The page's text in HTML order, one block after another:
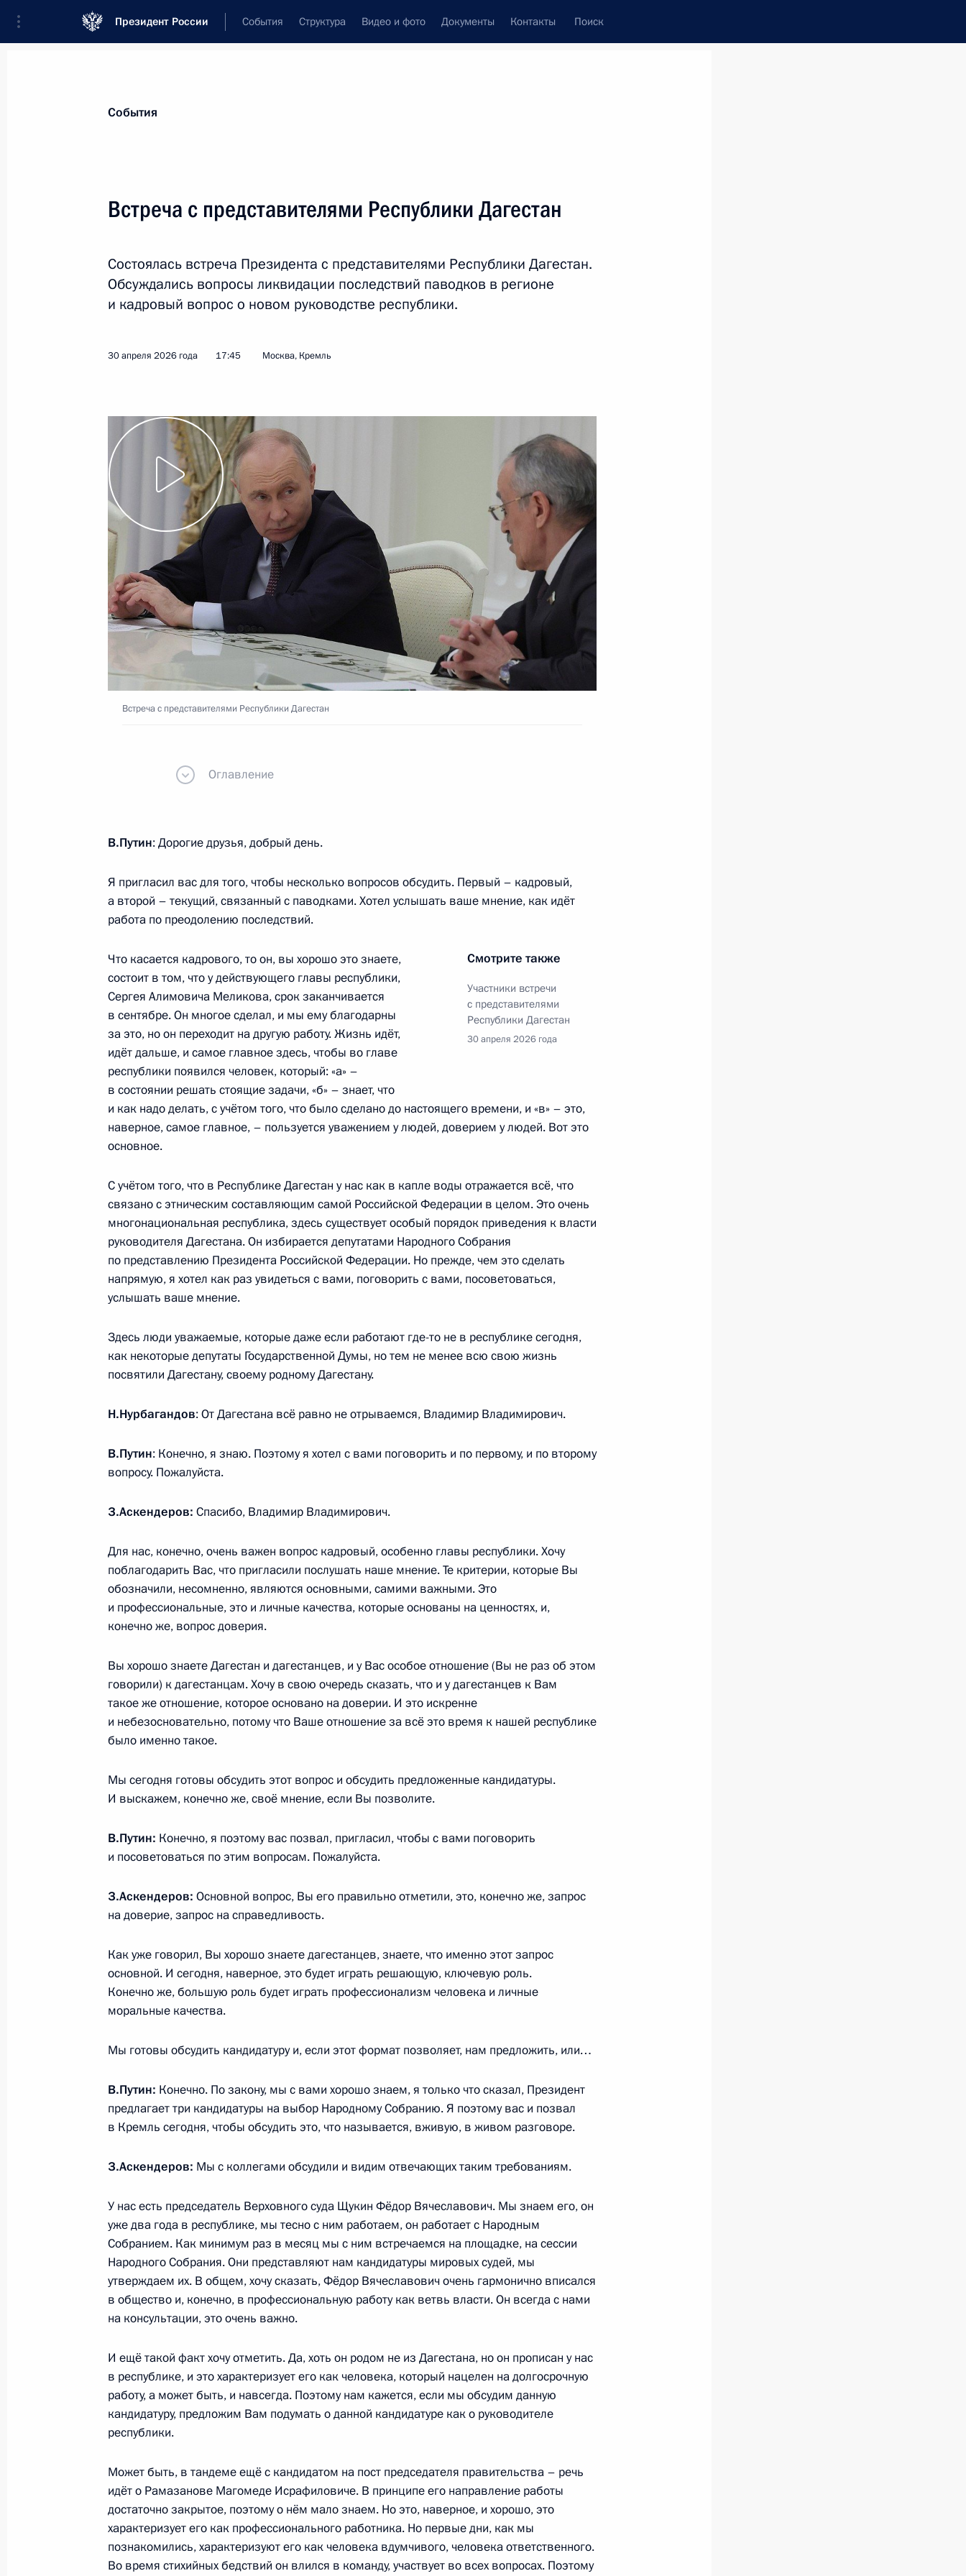
Президент России События Структура Видео и фото Документы Контакты Поиск
Фёдор Щукин назначен врио главы Дагестана
Встреча с представителями Республики Дагестан
7 апреля 2026 года, 16:45
Поручения в связи с наводнением в Дагестане
6 апреля 2026 года, 14:30
Открытие Азербайджанского музыкально-драматического театра
в Дербенте
27 марта 2026 года, 14:20
Встреча с главой Дагестана Сергеем Меликовым
Президент выразил соболезнования в связи с трагедией
в Махачкале
15 августа 2023 года, 09:50
Подписан закон о проведении в ряде регионов страны
эксперимента по установлению специального регулирования
деятельности по партнёрскому финансированию
4 августа 2023 года, 17:40
Владимир Путин встретился с Раисат Акиповой
4 июля 2023 года, 19:40
Поездка в Дагестан
28 июня 2023 года
Встреча с главой Дагестана Сергеем Меликовым
28 июня 2023 года, 21:25
Посещение цитадели Нарын-Кала и дербентской Джума-мечети
28 июня 2023 года, 19:30
Мария Львова-Белова посетила Чечню и Дагестан
Встреча с главой Республики Дагестан Сергеем Меликовым
6 апреля 2022 года, 13:50
Дагестан
1 сентября 2021 года, 13:50
Встреча с врио главы Дагестана Сергеем Меликовым
19 августа 2021 года, 13:05
Магомедсалам Магомедов принял участие в торжественном
собрании, посвящённом 100-летию образования Республики
Дагестан
20 января 2021 года, 18:00
Рабочая встреча с Владимиром Васильевым и Сергеем
Меликовым
5 октября 2020 года, 16:10
5 октября 2020 года, 15:50
Перечень поручений по итогам совещания с руководством
и представителями общественности Республики Дагестан
Телефонный разговор с Президентом Азербайджана Ильхамом
Алиевым
18 мая 2020 года, 16:55
Совещание с руководством и представителями общественности
Дагестана
18 мая 2020 года, 14:50
События
Встреча с представителями Республики Дагестан
Состоялась встреча Президента с представителями Республики Дагестан.
Обсуждались вопросы ликвидации последствий паводков в регионе
и кадровый вопрос о новом руководстве республики.
30 апреля 2026 года 17:45 Москва, Кремль
Встреча с представителями Республики Дагестан
Оглавление
В.Путин: Дорогие друзья, добрый день.
Я пригласил вас для того, чтобы несколько вопросов обсудить. Первый – кадровый,
а второй – текущий, связанный с паводками. Хотел услышать ваше мнение, как идёт
работа по преодолению последствий.
Смотрите также
Участники встречи
с представителями
Республики Дагестан
30 апреля 2026 года
Что касается кадрового, то он, вы хорошо это знаете,
состоит в том, что у действующего главы республики,
Сергея Алимовича Меликова, срок заканчивается
в сентябре. Он многое сделал, и мы ему благодарны
за это, но он переходит на другую работу. Жизнь идёт,
идёт дальше, и самое главное здесь, чтобы во главе
республики появился человек, который: «а» –
в состоянии решать стоящие задачи, «б» – знает, что
и как надо делать, с учётом того, что было сделано до настоящего времени, и «в» – это,
наверное, самое главное, – пользуется уважением у людей, доверием у людей. Вот это
основное.
С учётом того, что в Республике Дагестан у нас как в капле воды отражается всё, что
связано с этническим составляющим самой Российской Федерации в целом. Это очень
многонациональная республика, здесь существует особый порядок приведения к власти
руководителя Дагестана. Он избирается депутатами Народного Собрания
по представлению Президента Российской Федерации. Но прежде, чем это сделать
напрямую, я хотел как раз увидеться с вами, поговорить с вами, посоветоваться,
услышать ваше мнение.
Здесь люди уважаемые, которые даже если работают где-то не в республике сегодня,
как некоторые депутаты Государственной Думы, но тем не менее всю свою жизнь
посвятили Дагестану, своему родному Дагестану.
Н.Нурбагандов: От Дагестана всё равно не отрываемся, Владимир Владимирович.
В.Путин: Конечно, я знаю. Поэтому я хотел с вами поговорить и по первому, и по второму
вопросу. Пожалуйста.
З.Аскендеров: Спасибо, Владимир Владимирович.
Для нас, конечно, очень важен вопрос кадровый, особенно главы республики. Хочу
поблагодарить Вас, что пригласили послушать наше мнение. Те критерии, которые Вы
обозначили, несомненно, являются основными, самими важными. Это
и профессиональные, это и личные качества, которые основаны на ценностях, и,
конечно же, вопрос доверия.
Вы хорошо знаете Дагестан и дагестанцев, и у Вас особое отношение (Вы не раз об этом
говорили) к дагестанцам. Хочу в свою очередь сказать, что и у дагестанцев к Вам
такое же отношение, которое основано на доверии. И это искренне
и небезосновательно, потому что Ваше отношение за всё это время к нашей республике
было именно такое.
Мы сегодня готовы обсудить этот вопрос и обсудить предложенные кандидатуры.
И выскажем, конечно же, своё мнение, если Вы позволите.
В.Путин: Конечно, я поэтому вас позвал, пригласил, чтобы с вами поговорить
и посоветоваться по этим вопросам. Пожалуйста.
З.Аскендеров: Основной вопрос, Вы его правильно отметили, это, конечно же, запрос
на доверие, запрос на справедливость.
Как уже говорил, Вы хорошо знаете дагестанцев, знаете, что именно этот запрос
основной. И сегодня, наверное, это будет играть решающую, ключевую роль.
Конечно же, большую роль будет играть профессионализм человека и личные
моральные качества.
Мы готовы обсудить кандидатуру и, если этот формат позволяет, нам предложить, или…
В.Путин: Конечно. По закону, мы с вами хорошо знаем, я только что сказал, Президент
предлагает три кандидатуры на выбор Народному Собранию. Я поэтому вас и позвал
в Кремль сегодня, чтобы обсудить это, что называется, вживую, в живом разговоре.
З.Аскендеров: Мы с коллегами обсудили и видим отвечающих таким требованиям.
У нас есть председатель Верховного суда Щукин Фёдор Вячеславович. Мы знаем его, он
уже два года в республике, мы тесно с ним работаем, он работает с Народным
Собранием. Как минимум раз в месяц мы с ним встречаемся на площадке, на сессии
Народного Собрания. Они представляют нам кандидатуры мировых судей, мы
утверждаем их. В общем, хочу сказать, Фёдор Вячеславович очень гармонично вписался
в общество и, конечно, в профессиональную работу как ветвь власти. Он всегда с нами
на консультации, это очень важно.
И ещё такой факт хочу отметить. Да, хоть он родом не из Дагестана, но он прописан у нас
в республике, и это характеризует его как человека, который нацелен на долгосрочную
работу, а может быть, и навсегда. Поэтому нам кажется, если мы обсудим данную
кандидатуру, предложим Вам подумать о данной кандидатуре как о руководителе
республики.
Может быть, в тандеме ещё с кандидатом на пост председателя правительства – речь
идёт о Рамазанове Магомеде Исрафиловиче. В принципе его направление работы
достаточно закрытое, поэтому о нём мало знаем. Но это, наверное, и хорошо, это
характеризует его как профессионального работника. Но первые дни, как мы
познакомились, характеризуют его как человека вдумчивого, человека ответственного.
Во время стихийных бедствий он влился в команду, участвует во всех вопросах. Поэтому